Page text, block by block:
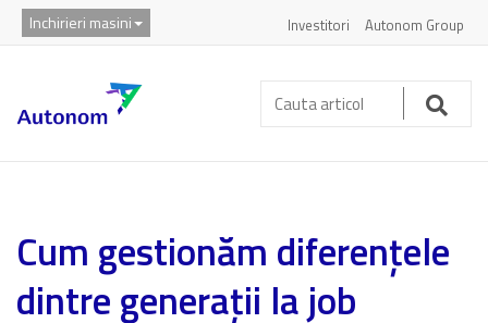
Inchirieri masini Investitori Autonom Group
Cauta
articol:
Cum gestionăm diferențele
dintre generații la job